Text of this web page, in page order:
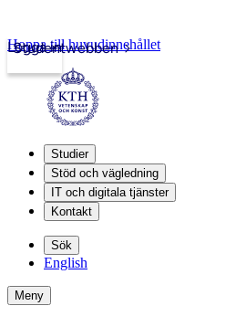
Studentwebben
Logga in
Hoppa till huvudinnehållet
Studier
Stöd och vägledning
IT och digitala tjänster
Kontakt
Sök
English
Meny